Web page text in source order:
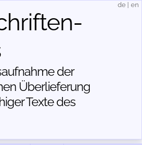
der
Über­lieferung
Texte des
de en